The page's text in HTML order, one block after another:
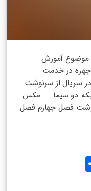
موضوع آموزش
در خدمت
سریال از سرنوشت
شبکه دو سیما عکس
فصل چهارم فصل